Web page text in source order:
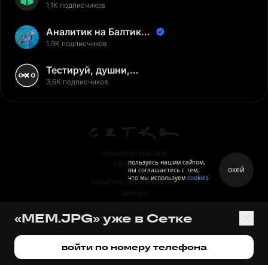
1,1K подписчиков
Аналитик на Балтике |
Неверов Станислав
1,9K подписчиков
Тестируй, душни,
наслаждайся
3,6K подписчиков
пользовательское
соглашение
политика персональных
данных
правила применения
«MEM.JPG» уже в Сетке
войти по номеру телефона
пользуясь нашим сайтом,
вы соглашаетесь с тем,
что мы используем cookies
окей